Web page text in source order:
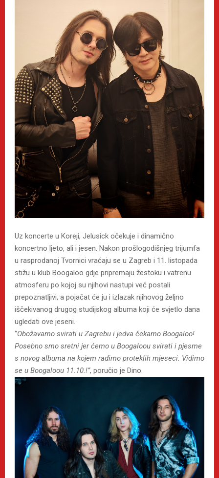
Uz koncerte u Koreji, Jelusick očekuje i dinamično
koncertno ljeto, ali i jesen. Nakon prošlogodišnjeg trijumfa
u rasprodanoj Tvornici vraćaju se u Zagreb i 11. listopada
stižu u klub Boogaloo gdje pripremaju žestoku i vatrenu
atmosferu po kojoj su njihovi nastupi već postali
prepoznatljivi, a pojačat će ju i izlazak njihovog željno
iščekivanog drugog studijskog albuma koji će svjetlo dana
ugledati ove jeseni.
“Obožavamo svirati u Zagrebu i jedva čekamo Boogaloo!
Posebno smo sretni jer ćemo u Boogaloou svirati i pjesme
s novog albuma na kojem radimo proteklih mjeseci. Vidimo
se u Boogaloou 11.10.!”, poručio je Dino.